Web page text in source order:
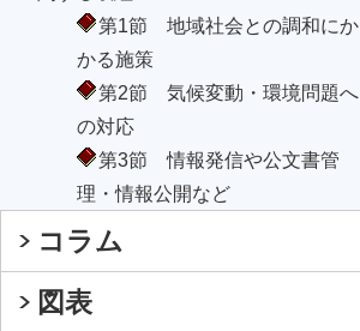
第1節 地域社会との調和にか
かる施策
第2節 気候変動・環境問題へ
の対応
第3節 情報発信や公文書管
理・情報公開など
コラム
図表